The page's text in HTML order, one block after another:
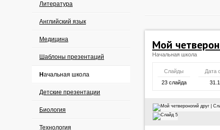
Литература
Английский язык
Медицина
Шаблоны презентаций
Начальная школа
Детские презентации
Биология
Технология
Мой
Начальная школа
Слайды
Дата
23 слайда